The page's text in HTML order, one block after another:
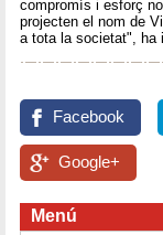
compromís i esforç
projecten el nom de
a tota la societat", ha
Facebook
Google+
Menú